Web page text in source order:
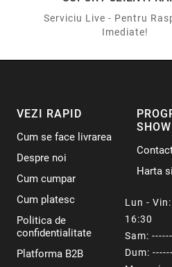
Serviciu Live - Pentru
Imediate!
VEZI RAPID
Cum se face livrarea
Despre noi
Cum cumpar
Cum platesc
Politica de
confidentialitate
Platforma B2B
Harta
Lun -
16:30
Sam:
Dum: